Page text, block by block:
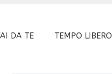
DA TE TEMPO LIBERO